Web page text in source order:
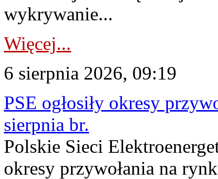
wykrywanie...
Więcej...
6 sierpnia 2026, 09:19
PSE ogłosiły okresy
sierpnia br.
Polskie Sieci
okresy przywołania na